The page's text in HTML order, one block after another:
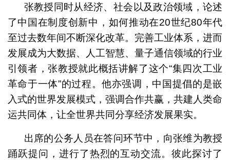
张教授同时从经济、社会以及政治领域，论述
了中国在制度创新中，如何推动在20世纪80年代
至过去数年间不断深化改革。完善工业体系，进而
发展成为大数据、人工智慧、量子通信领域的行业
引领者，张教授就此概括讲解了这个“集四次工业
革命于一体”的过程。他亦强调，中国提倡的是嵌
入式的世界发展模式，强调合作共赢，共建人类命
运共同体，让全世界共同分享经济发展果实。
出席的公务人员在答问环节中，向张维为教授
踊跃提问，进行了热烈的互动交流。彼此探讨了